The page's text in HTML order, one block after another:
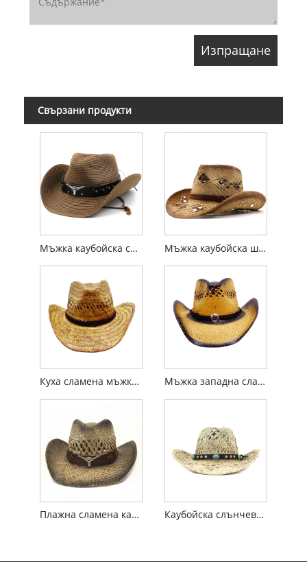
Свързани продукти
Мъжка каубойска сламена шапка с кожена лента Мъжка каубойска шапка от рафия
Куха сламена мъжка каубойска шапка Мъжка западна сламена каубойска шапка
Плажна сламена каубойска шапка Angelica Каубойска слънчева шапка с морска трева